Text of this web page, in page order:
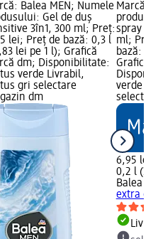
Balea MEN; Numele
Gel de duș
3în1, 300 ml; Preț:
lei; Preț de bază: 0,3 l
lei pe 1 l); Grafică
dm; Disponibilitate:
verde Livrabil,
gri selectare
dm
Marcă:
spray
ml;
bază:
Grafică
verde
6,95 lei
0,2 l
Balea
extra